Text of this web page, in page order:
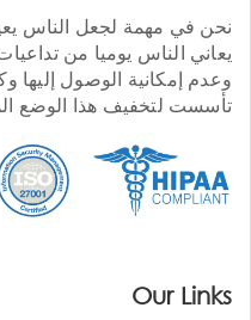
نحن في مهمة لجعل الناس
يعاني الناس يوميا من
وعدم إمكانية الوصول إليها
تأسست لتخفيف هذا الوضع
Our Links